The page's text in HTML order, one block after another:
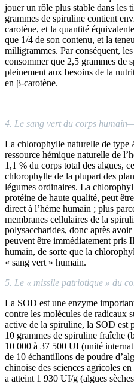
jouer un rôle plus stable dans les
grammes de spiruline contient
carotène, et la quantité
que 1/4 de son contenu, et la
milligrammes. Par conséquent,
consommer que 2,5 grammes de
pleinement aux besoins de la
en β-carotène.
4. Le sang vert du corps
La chlorophylle naturelle de type
ressource hémique naturelle de
1,1 % du corps total des algues,
chlorophylle de la plupart des
légumes ordinaires. La
protéine de haute qualité, peut
direct à l’hème humain ; plus
membranes cellulaires de la
polysaccharides, donc après
peuvent être immédiatement pris
humain, de sorte que la
« sang vert » humain.
5. Le « missile patriotique » du
La SOD est une enzyme
contre les molécules de radicaux
active de la spiruline, la SOD est
10 grammes de spiruline fraîche
10 000 à 37 500 UI (unité
de 10 échantillons de poudre
chinoise des sciences agricoles
a atteint 1 930 UI/g (algues